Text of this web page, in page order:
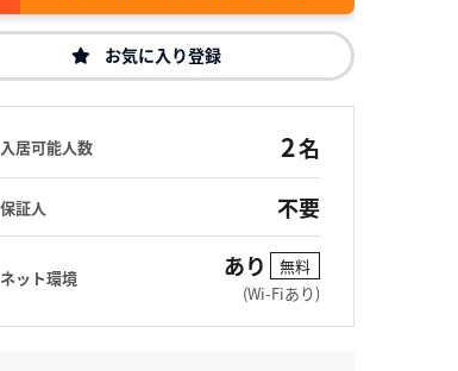
お気に入り登録
入居可能人数 2名
保証人 不要
ネット環境 あり
無料
(Wi-Fiあり)